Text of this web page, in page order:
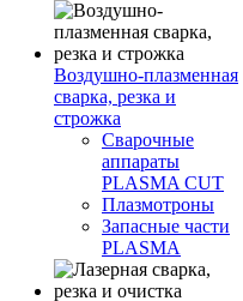
Воздушно-плазменная
сварка, резка и
строжка
Сварочные
аппараты
PLASMA CUT
Плазмотроны
Запасные части
PLASMA